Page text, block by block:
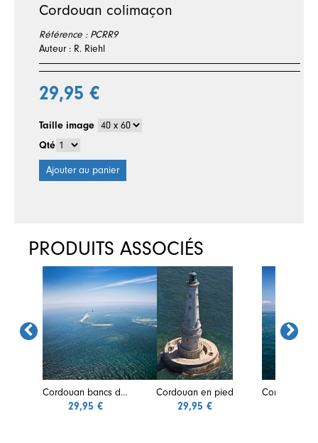
Cordouan colimaçon
Référence : PCRR9
Auteur : R. Riehl
29,95 €
Taille image
Qté
Ajouter au panier
PRODUITS ASSOCIÉS
Cordouan bancs de sable vus des airs
29,95 €
Cordouan en pied
29,95 €